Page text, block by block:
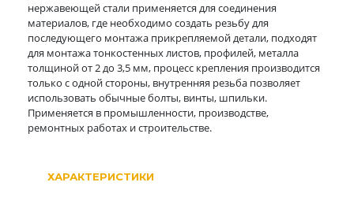
нержавеющей стали применяется для соединения
материалов, где необходимо создать резьбу для
последующего монтажа прикрепляемой детали, подходят
для монтажа тонкостенных листов, профилей, металла
толщиной от 2 до 3,5 мм, процесс крепления производится
только с одной стороны, внутренняя резьба позволяет
использовать обычные болты, винты, шпильки.
Применяется в промышленности, производстве,
ремонтных работах и строительстве.
ХАРАКТЕРИСТИКИ